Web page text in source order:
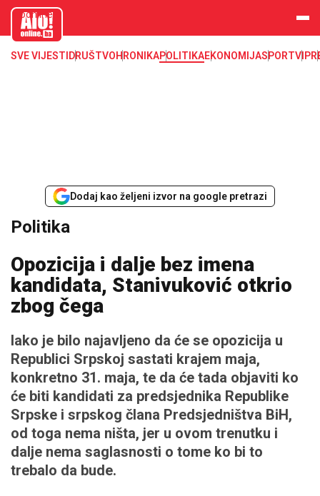
aloonline.b
SVE VIJESTI DRUŠTVOHRONIKAPOLITIKAEKONOMIJASPORTVIP
Dodaj kao željeni izvor na google pretrazi
Politika
Opozicija i dalje bez imena
kandidata, Stanivuković otkrio
zbog čega
Iako je bilo najavljeno da će se opozicija u
Republici Srpskoj sastati krajem maja,
konkretno 31. maja, te da će tada objaviti ko
će biti kandidati za predsjednika Republike
Srpske i srpskog člana Predsjedništva BiH,
od toga nema ništa, jer u ovom trenutku i
dalje nema saglasnosti o tome ko bi to
trebalo da bude.